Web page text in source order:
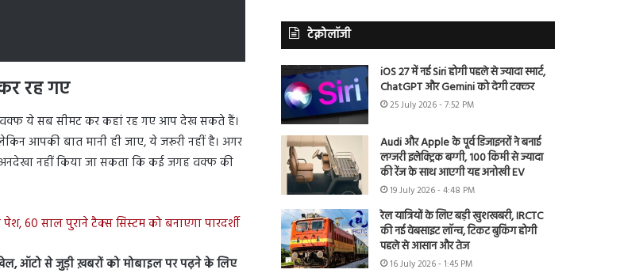
रह गए
वक्फ ये सब सीमट कर कहां रह गए आप देख सकते हैं।
आपकी बात मानी ही जाए, ये जरूरी नहीं है। अगर
नहीं किया जा सकता कि कई जगह वक्फ की
60 साल पुराने टैक्स सिस्टम को बनाएगा पारदर्शी
खेल, ऑटो से जुड़ी ख़बरों को मोबाइल पर पढ़ने के लिए
टेक्नोलॉजी
iOS 27 में नई Siri होगी पहले से ज्यादा स्मार्ट,
ChatGPT और Gemini को देगी टक्कर
25 July 2026 - 7:52 PM
Audi और Apple के पूर्व डिजाइनरों ने बनाई
लग्जरी इलेक्ट्रिक बग्गी, 100 किमी से ज्यादा
की रेंज के साथ आएगी यह अनोखी EV
19 July 2026 - 4:48 PM
रेल यात्रियों के लिए बड़ी खुशखबरी, IRCTC
की नई वेबसाइट लॉन्च, टिकट बुकिंग होगी
पहले से आसान और तेज
16 July 2026 - 1:45 PM